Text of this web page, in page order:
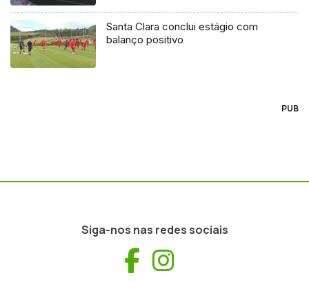
Santa Clara conclui estágio com
balanço positivo
PUB
Siga-nos nas redes sociais
Facebook